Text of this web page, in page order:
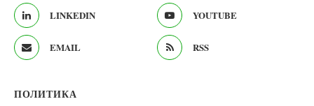
LINKEDIN YOUTUBE
EMAIL RSS
ПОЛИТИКА